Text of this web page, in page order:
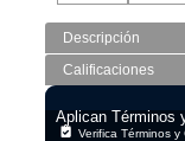
Descripción
Calificaciones
Aplican Términos
Verifica Términos